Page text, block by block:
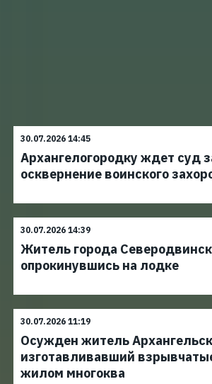
30.07.2026 14:45
Архангелогородку ждет суд
осквернение воинского
30.07.2026 14:39
Житель города
опрокинувшись на лодке
30.07.2026 11:19
Осужден житель
изготавливавший
жилом многоква